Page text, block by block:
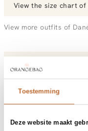
Toestemming
Deze website maakt
View the size chart of
View more outfits of
Order by, morning
Materials and care